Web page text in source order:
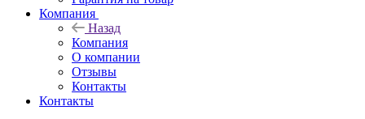
Компания
Назад
Компания
О компании
Отзывы
Контакты
Контакты